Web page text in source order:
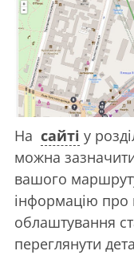
На сайті у
можна
вашого
інформацію про
облаштування
переглянути